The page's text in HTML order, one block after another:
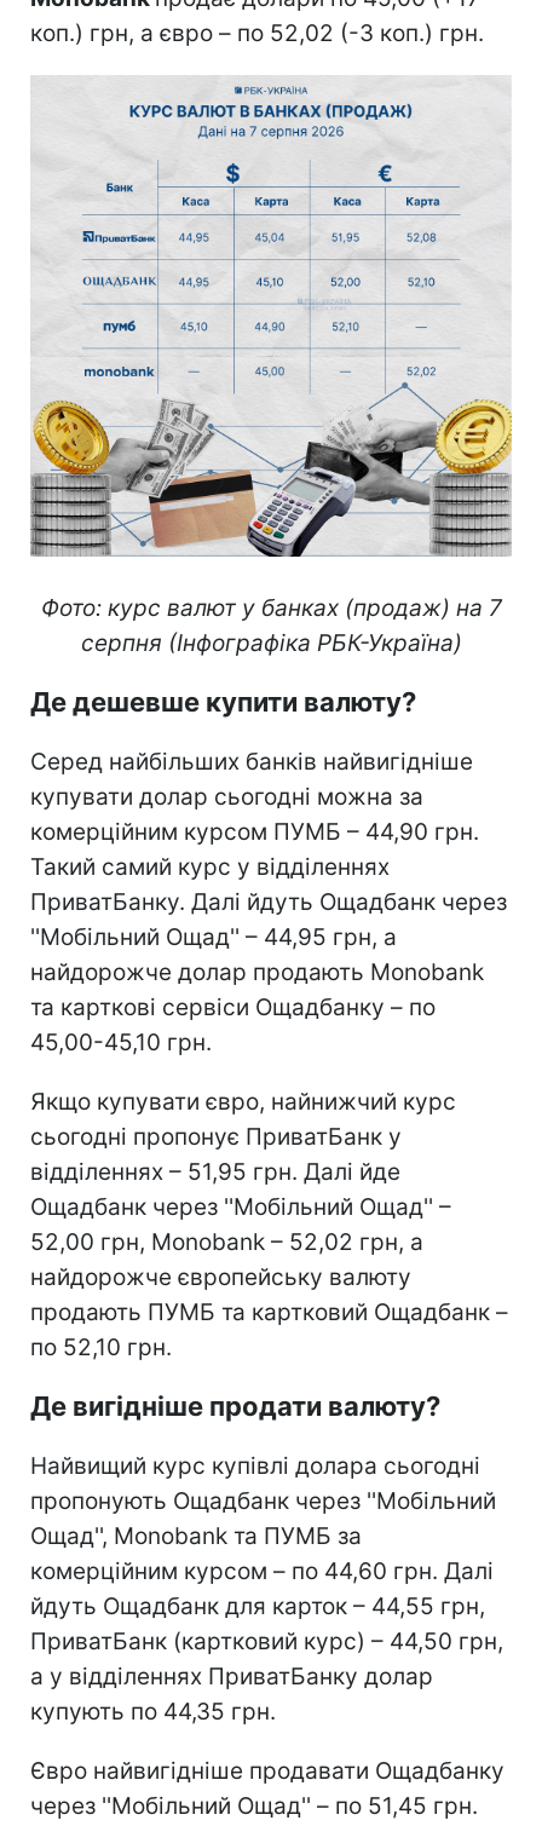
коп.) грн, а євро – по 52,02 (-3 коп.) грн.
Фото: курс валют у банках (продаж) на 7
серпня (Інфографіка РБК-Україна)
Де дешевше купити валюту?
Серед найбільших банків найвигідніше
купувати долар сьогодні можна за
комерційним курсом ПУМБ – 44,90 грн.
Такий самий курс у відділеннях
ПриватБанку. Далі йдуть Ощадбанк через
''Мобільний Ощад'' – 44,95 грн, а
найдорожче долар продають Monobank
та карткові сервіси Ощадбанку – по
45,00-45,10 грн.
Якщо купувати євро, найнижчий курс
сьогодні пропонує ПриватБанк у
відділеннях – 51,95 грн. Далі йде
Ощадбанк через ''Мобільний Ощад'' –
52,00 грн, Monobank – 52,02 грн, а
найдорожче європейську валюту
продають ПУМБ та картковий Ощадбанк –
по 52,10 грн.
Де вигідніше продати валюту?
Найвищий курс купівлі долара сьогодні
пропонують Ощадбанк через ''Мобільний
Ощад'', Monobank та ПУМБ за
комерційним курсом – по 44,60 грн. Далі
йдуть Ощадбанк для карток – 44,55 грн,
ПриватБанк (картковий курс) – 44,50 грн,
а у відділеннях ПриватБанку долар
купують по 44,35 грн.
Євро найвигідніше продавати Ощадбанку
через ''Мобільний Ощад'' – по 51,45 грн.